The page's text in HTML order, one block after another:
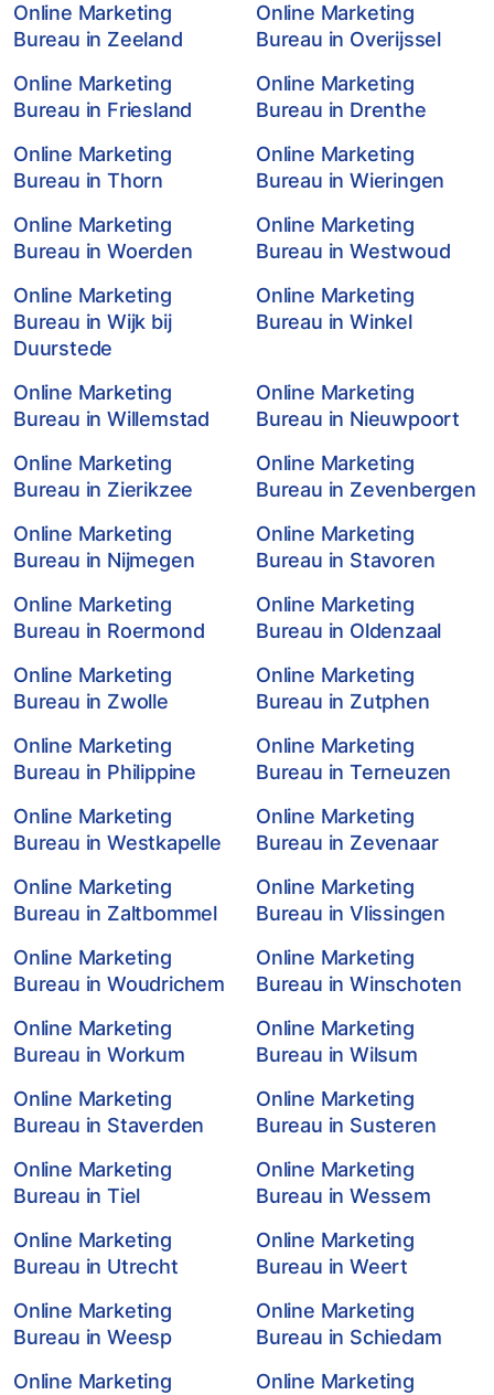
Online Marketing
Bureau in Zeeland
Online Marketing
Bureau in Overijssel
Online Marketing
Bureau in Friesland
Online Marketing
Bureau in Drenthe
Online Marketing
Bureau in Thorn
Online Marketing
Bureau in Wieringen
Online Marketing
Bureau in Woerden
Online Marketing
Bureau in Westwoud
Online Marketing
Bureau in Wijk bij
Duurstede
Online Marketing
Bureau in Winkel
Online Marketing
Bureau in Willemstad
Online Marketing
Bureau in Nieuwpoort
Online Marketing
Bureau in Zierikzee
Online Marketing
Bureau in Zevenbergen
Online Marketing
Bureau in Nijmegen
Online Marketing
Bureau in Stavoren
Online Marketing
Bureau in Roermond
Online Marketing
Bureau in Oldenzaal
Online Marketing
Bureau in Zwolle
Online Marketing
Bureau in Zutphen
Online Marketing
Bureau in Philippine
Online Marketing
Bureau in Terneuzen
Online Marketing
Bureau in Westkapelle
Online Marketing
Bureau in Zevenaar
Online Marketing
Bureau in Zaltbommel
Online Marketing
Bureau in Vlissingen
Online Marketing
Bureau in Woudrichem
Online Marketing
Bureau in Winschoten
Online Marketing
Bureau in Workum
Online Marketing
Bureau in Wilsum
Online Marketing
Bureau in Staverden
Online Marketing
Bureau in Susteren
Online Marketing
Bureau in Tiel
Online Marketing
Bureau in Wessem
Online Marketing
Bureau in Utrecht
Online Marketing
Bureau in Weert
Online Marketing
Bureau in Weesp
Online Marketing
Bureau in Schiedam
Online Marketing
Online Marketing